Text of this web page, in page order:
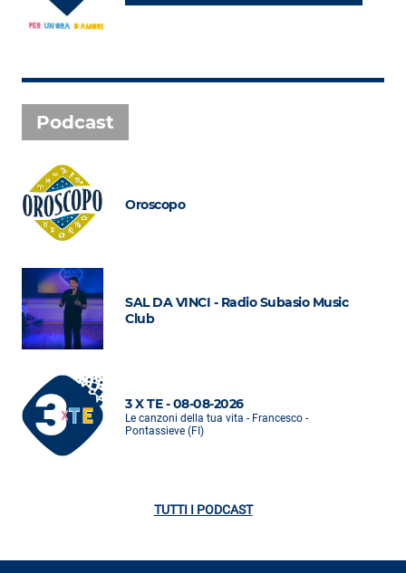
Podcast
Oroscopo
SAL DA VINCI - Radio Subasio Music
Club
3 X TE - 08-08-2026
Le canzoni della tua vita - Francesco -
Pontassieve (FI)
TUTTI I PODCAST